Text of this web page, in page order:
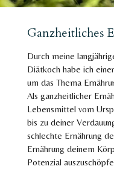
Ganzheitliches
Durch meine
Diätkoch habe ich
um das Thema
Als ganzheitlicher
Lebensmittel vom
bis zu deiner
schlechte Ernährung
Ernährung deinem
Potenzial